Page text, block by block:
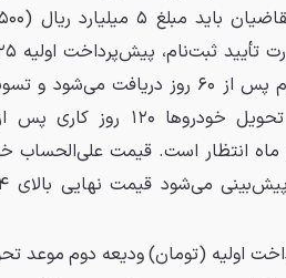
ریال (۲.۵ میلیارد تومان) را واریز نمایند. ودیعه دوم پس از ۶۰ روز
هنگام صدور دعوتنامه انجام خواهد شد. موعد تحویل
اولیه (تومان)ودیعه دوم موعد